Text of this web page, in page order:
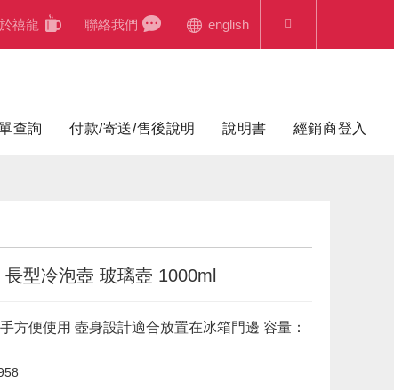
禧龍 聯絡我們 english
查詢 付款/寄送/售後說明 說明書 經銷商登入
型冷泡壺 玻璃壺 1000ml
方便使用 壺身設計適合放置在冰箱門邊 容量：